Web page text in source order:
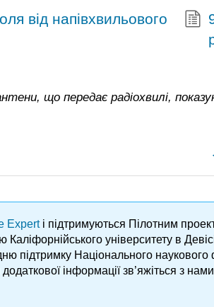
від напівхвильового
що передає радіохвилі,
Expert і підтримуються Пілотним
Каліфорнійського університету в
підтримку Національного
інформації зв’яжіться з